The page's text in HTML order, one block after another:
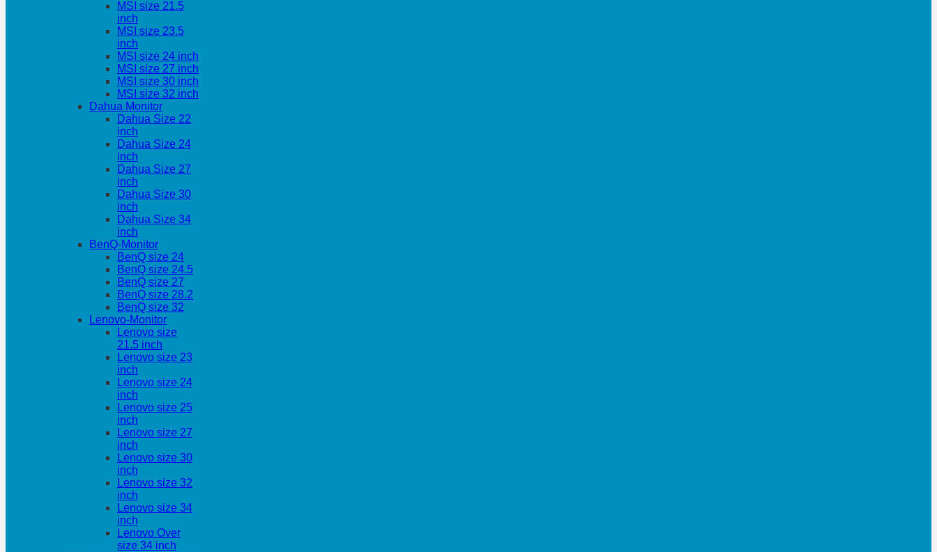
MSI size 21.5
inch
MSI size 23.5
inch
MSI size 24 inch
MSI size 27 inch
MSI size 30 inch
MSI size 32 inch
Dahua Monitor
Dahua Size 22
inch
Dahua Size 24
inch
Dahua Size 27
inch
Dahua Size 30
inch
Dahua Size 34
inch
BenQ-Monitor
BenQ size 24
BenQ size 24.5
BenQ size 27
BenQ size 28.2
BenQ size 32
Lenovo-Monitor
Lenovo size
21.5 inch
Lenovo size 23
inch
Lenovo size 24
inch
Lenovo size 25
inch
Lenovo size 27
inch
Lenovo size 30
inch
Lenovo size 32
inch
Lenovo size 34
inch
Lenovo Over
size 34 inch